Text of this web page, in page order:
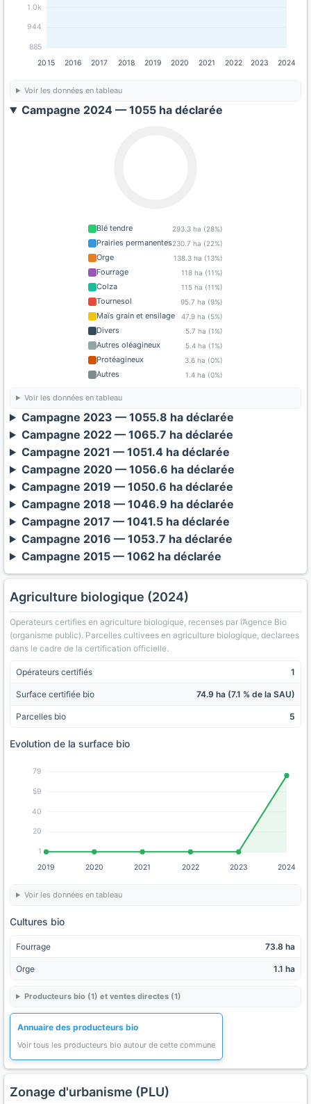
885
944
1.0k
2015 2016 2017 2018 2019 2020 2021 2022 2023 2024
Voir les données en tableau
Campagne 2024 — 1055 ha déclarée
Blé tendre 293.3 ha (28%)
Prairies permanentes230.7 ha (22%)
Orge 138.3 ha (13%)
Fourrage 118 ha (11%)
Colza 115 ha (11%)
Tournesol 95.7 ha (9%)
Maïs grain et ensilage 47.9 ha (5%)
Divers 5.7 ha (1%)
Autres oléagineux 5.4 ha (1%)
Protéagineux 3.6 ha (0%)
Autres 1.4 ha (0%)
Voir les données en tableau
Campagne 2023 — 1055.8 ha déclarée
Campagne 2022 — 1065.7 ha déclarée
Campagne 2021 — 1051.4 ha déclarée
Campagne 2020 — 1056.6 ha déclarée
Campagne 2019 — 1050.6 ha déclarée
Campagne 2018 — 1046.9 ha déclarée
Campagne 2017 — 1041.5 ha déclarée
Campagne 2016 — 1053.7 ha déclarée
Campagne 2015 — 1062 ha déclarée
Agriculture biologique (2024)
Operateurs certifies en agriculture biologique, recenses par l’Agence Bio
(organisme public). Parcelles cultivees en agriculture biologique, declarees
dans le cadre de la certification officielle.
Opérateurs certifiés 1
Surface certifiée bio 74.9 ha (7.1 % de la SAU)
Parcelles bio 5
Evolution de la surface bio
1
20
40
59
79
2019 2020 2021 2022 2023 2024
Voir les données en tableau
Cultures bio
Fourrage 73.8 ha
Orge 1.1 ha
Producteurs bio (1) et ventes directes (1)
Annuaire des producteurs bio
Voir tous les producteurs bio autour de cette commune
Zonage d'urbanisme (PLU)